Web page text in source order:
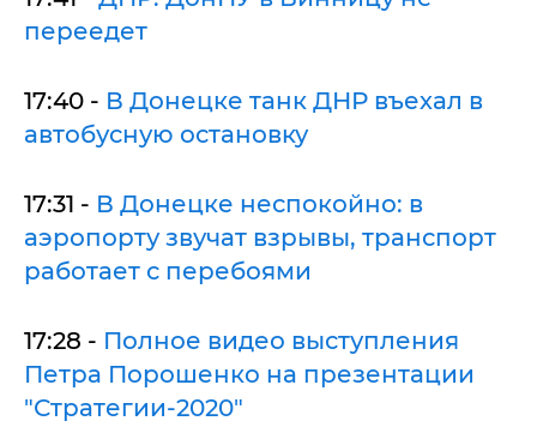
переедет
17:40 - В Донецке танк ДНР въехал в
автобусную остановку
17:31 - В Донецке неспокойно: в
аэропорту звучат взрывы, транспорт
работает с перебоями
17:28 - Полное видео выступления
Петра Порошенко на презентации
"Стратегии-2020"